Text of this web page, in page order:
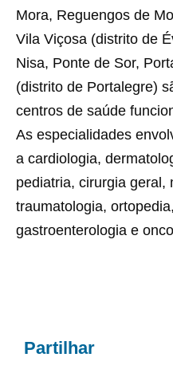
Mora, Reguengos de
Vila Viçosa (distrito de
Nisa, Ponte de Sor,
(distrito de Portalegre)
centros de saúde
As especialidades
a cardiologia,
pediatria, cirurgia geral,
traumatologia,
gastroenterologia e
Partilhar